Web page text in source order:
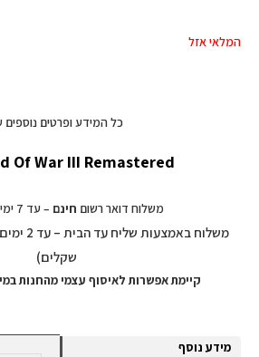
המלאי אזל
כל המידע ופרטים נוספים
Of War III Remastered
משלוח דואר רשום חינם – עד 7 ימים עסקים –
שקלים)
קיימת אפשרות לאיסוף עצמי מהחנות
מידע נוסף